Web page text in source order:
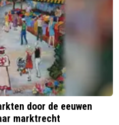
door de eeuwen
marktrecht